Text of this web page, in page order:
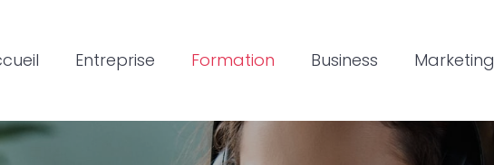
Entreprise Formation Business Marketing